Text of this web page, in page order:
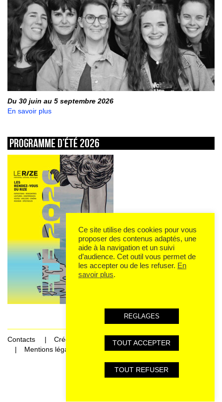
Du 30 juin au 5 septembre 2026
En savoir plus
Programme d’été 2026
Contacts
Crédits
Mentions légales et données personnelles
Ce site utilise des cookies pour vous
proposer des contenus adaptés, une
aide à la navigation et un suivi
d’audience. Cet outil vous permet de
les accepter ou de les refuser. En
savoir plus.
REGLAGES
TOUT ACCEPTER
TOUT REFUSER